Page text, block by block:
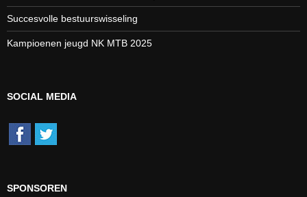
Succesvolle bestuurswisseling
Kampioenen jeugd NK MTB 2025
SOCIAL MEDIA
SPONSOREN